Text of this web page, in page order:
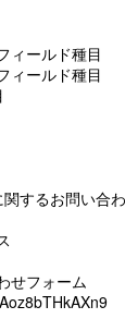
ィールド種目
ィールド種目
するお問い合
せフォーム